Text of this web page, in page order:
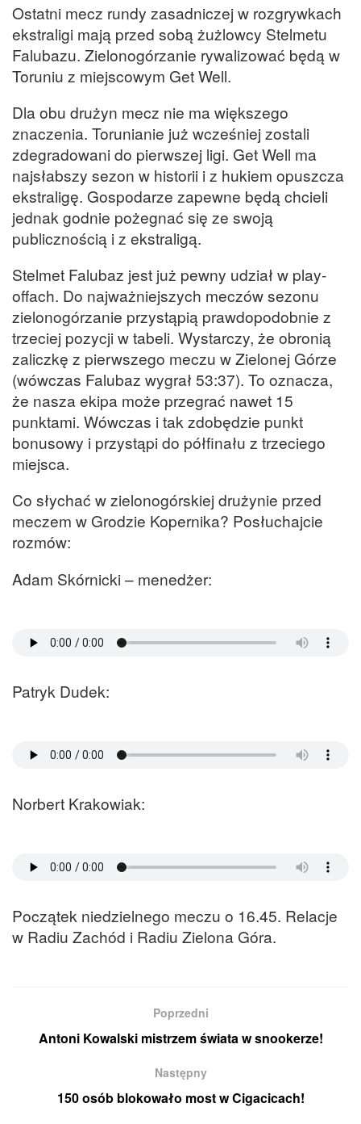
Ostatni mecz rundy zasadniczej w rozgrywkach
ekstraligi mają przed sobą żużlowcy Stelmetu
Falubazu. Zielonogórzanie rywalizować będą w
Toruniu z miejscowym Get Well.
Dla obu drużyn mecz nie ma większego
znaczenia. Torunianie już wcześniej zostali
zdegradowani do pierwszej ligi. Get Well ma
najsłabszy sezon w historii i z hukiem opuszcza
ekstraligę. Gospodarze zapewne będą chcieli
jednak godnie pożegnać się ze swoją
publicznością i z ekstraligą.
Stelmet Falubaz jest już pewny udział w play-
offach. Do najważniejszych meczów sezonu
zielonogórzanie przystąpią prawdopodobnie z
trzeciej pozycji w tabeli. Wystarczy, że obronią
zaliczkę z pierwszego meczu w Zielonej Górze
(wówczas Falubaz wygrał 53:37). To oznacza,
że nasza ekipa może przegrać nawet 15
punktami. Wówczas i tak zdobędzie punkt
bonusowy i przystąpi do półfinału z trzeciego
miejsca.
Co słychać w zielonogórskiej drużynie przed
meczem w Grodzie Kopernika? Posłuchajcie
rozmów:
Adam Skórnicki – menedżer:
Patryk Dudek:
Norbert Krakowiak:
Początek niedzielnego meczu o 16.45. Relacje
w Radiu Zachód i Radiu Zielona Góra.
Poprzedni
Antoni Kowalski mistrzem świata w snookerze!
Następny
150 osób blokowało most w Cigacicach!